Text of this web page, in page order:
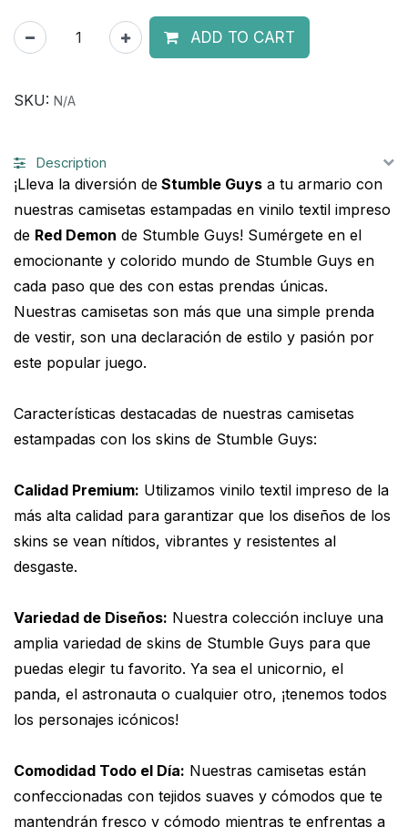
ADD TO CART
SKU: N/A
Description
¡Lleva la diversión de Stumble Guys a tu armario con
nuestras camisetas estampadas en vinilo textil impreso
de Red Demon de Stumble Guys! Sumérgete en el
emocionante y colorido mundo de Stumble Guys en
cada paso que des con estas prendas únicas.
Nuestras camisetas son más que una simple prenda
de vestir, son una declaración de estilo y pasión por
este popular juego.
Características destacadas de nuestras camisetas
estampadas con los skins de Stumble Guys:
Calidad Premium: Utilizamos vinilo textil impreso de la
más alta calidad para garantizar que los diseños de los
skins se vean nítidos, vibrantes y resistentes al
desgaste.
Variedad de Diseños: Nuestra colección incluye una
amplia variedad de skins de Stumble Guys para que
puedas elegir tu favorito. Ya sea el unicornio, el
panda, el astronauta o cualquier otro, ¡tenemos todos
los personajes icónicos!
Comodidad Todo el Día: Nuestras camisetas están
confeccionadas con tejidos suaves y cómodos que te
mantendrán fresco y cómodo mientras te enfrentas a